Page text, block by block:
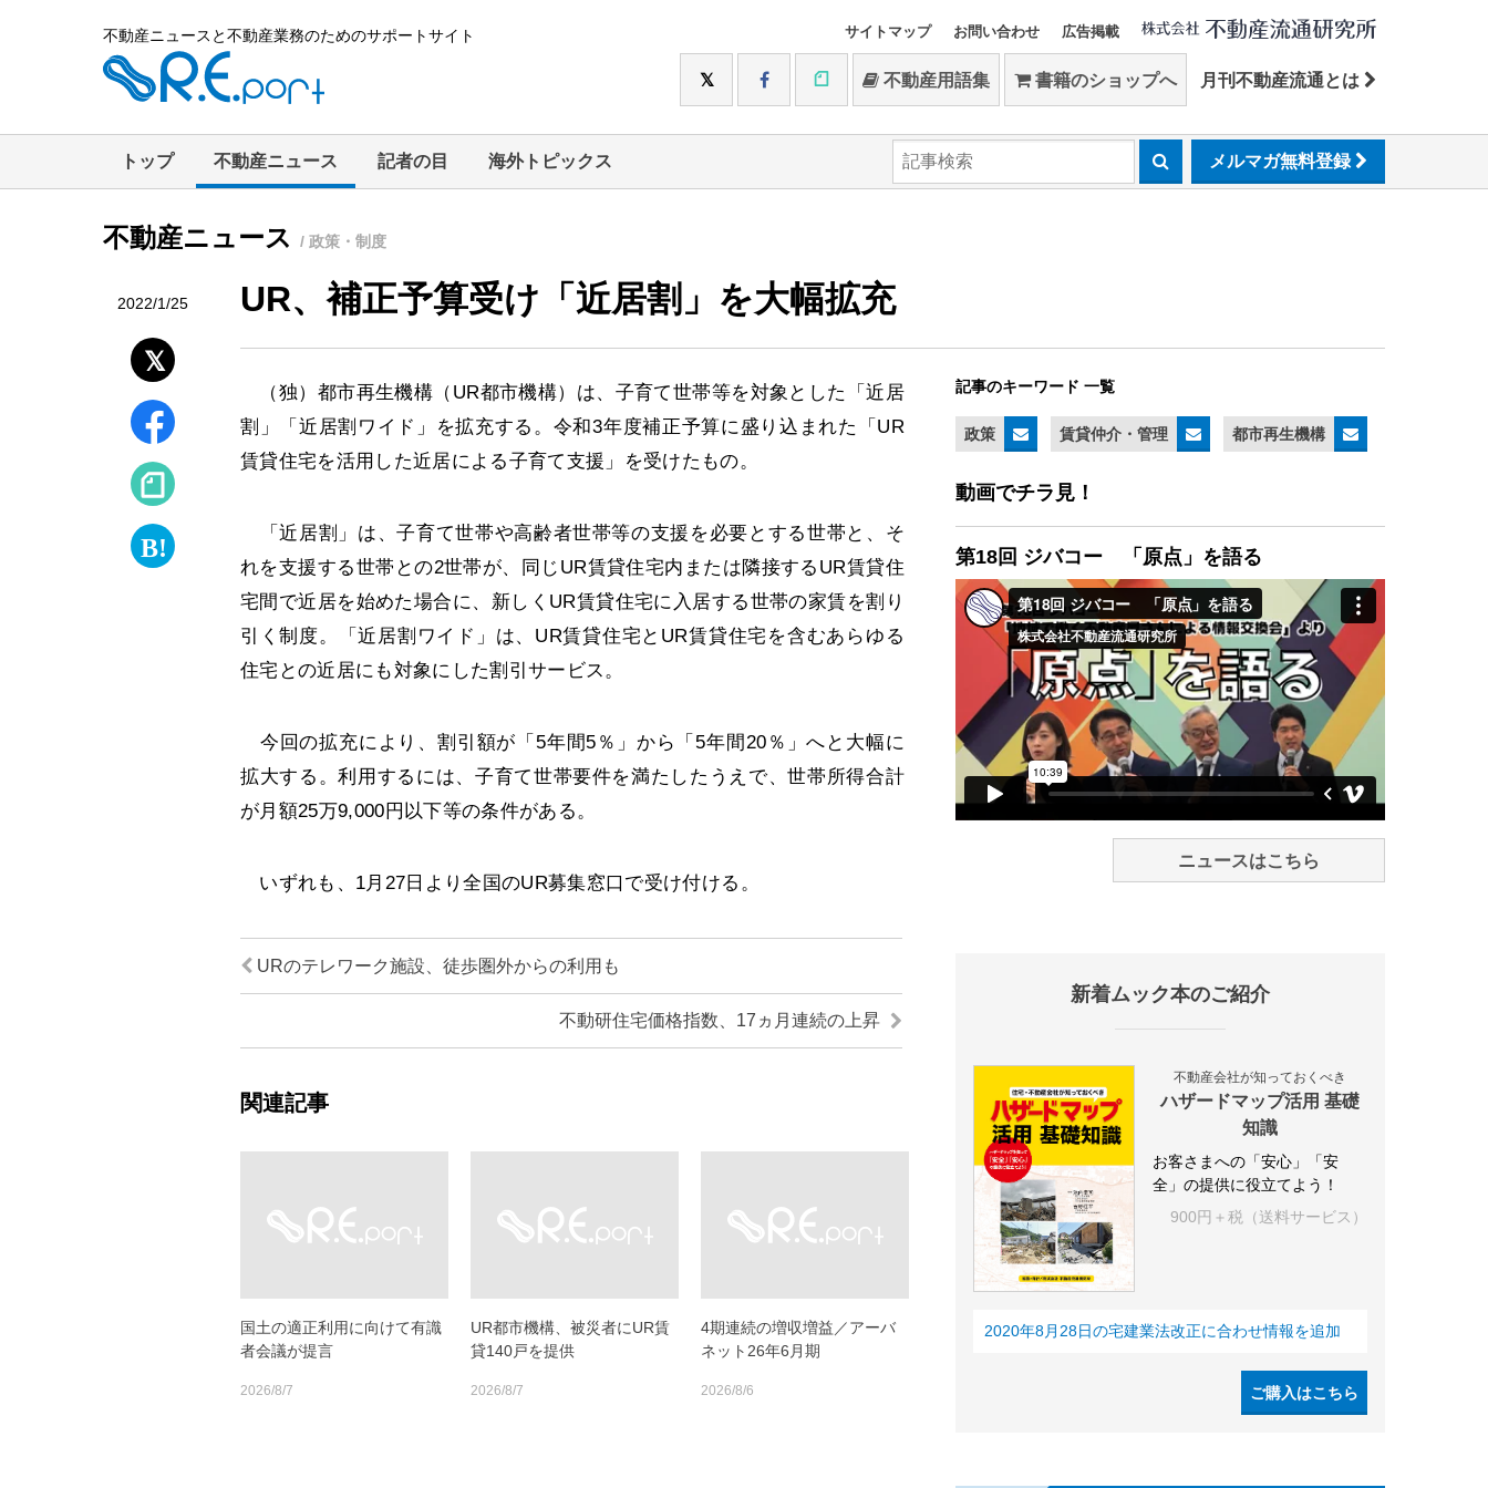
不動産ニュースと不動産業務のためのサポートサイト サイトマップ お問い合わせ 広告掲載
不動産用語集 書籍のショップへ 月刊不動産流通とは
トップ 不動産ニュース 記者の目 海外トピックス メルマガ無料登録
不動産ニュース / 政策・制度
2022/1/25 UR、補正予算受け「近居割」を大幅拡充
（独）都市再生機構（UR都市機構）は、子育て世帯等を対象とした「近居
割」「近居割ワイド」を拡充する。令和3年度補正予算に盛り込まれた「UR
賃貸住宅を活用した近居による子育て支援」を受けたもの。
「近居割」は、子育て世帯や高齢者世帯等の支援を必要とする世帯と、そ
れを支援する世帯との2世帯が、同じUR賃貸住宅内または隣接するUR賃貸住
宅間で近居を始めた場合に、新しくUR賃貸住宅に入居する世帯の家賃を割り
引く制度。「近居割ワイド」は、UR賃貸住宅とUR賃貸住宅を含むあらゆる
住宅との近居にも対象にした割引サービス。
今回の拡充により、割引額が「5年間5％」から「5年間20％」へと大幅に
拡大する。利用するには、子育て世帯要件を満たしたうえで、世帯所得合計
が月額25万9,000円以下等の条件がある。
いずれも、1月27日より全国のUR募集窓口で受け付ける。
URのテレワーク施設、徒歩圏外からの利用も
不動研住宅価格指数、17ヵ月連続の上昇
関連記事
国土の適正利用に向けて有識
者会議が提言
2026/8/7
UR都市機構、被災者にUR賃
貸140戸を提供
2026/8/7
4期連続の増収増益／アーバ
ネット26年6月期
2026/8/6
記事のキーワード 一覧
政策 賃貸仲介・管理 都市再生機構
動画でチラ見！
第18回 ジバコー 「原点」を語る
ニュースはこちら
新着ムック本のご紹介
不動産会社が知っておくべき
ハザードマップ活用 基礎
知識
お客さまへの「安心」「安
全」の提供に役立てよう！
900円＋税（送料サービス）
2020年8月28日の宅建業法改正に合わせ情報を追加
ご購入はこちら